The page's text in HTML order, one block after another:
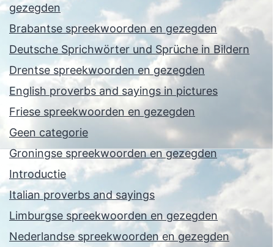
gezegden
Brabantse spreekwoorden en gezegden
Deutsche Sprichwörter und Sprüche in Bildern
Drentse spreekwoorden en gezegden
English proverbs and sayings in pictures
Friese spreekwoorden en gezegden
Geen categorie
Groningse spreekwoorden en gezegden
Introductie
Italian proverbs and sayings
Limburgse spreekwoorden en gezegden
Nederlandse spreekwoorden en gezegden